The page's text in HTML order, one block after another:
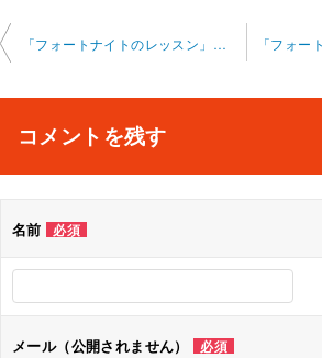
投
ビ
シ
「フォートナイトのレッスン」オンライン 2024-5-27-no0002
コメントを残す
名前 必須
メール（公開されません） 必須